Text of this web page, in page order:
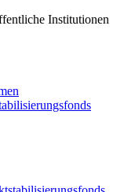
Institutionen